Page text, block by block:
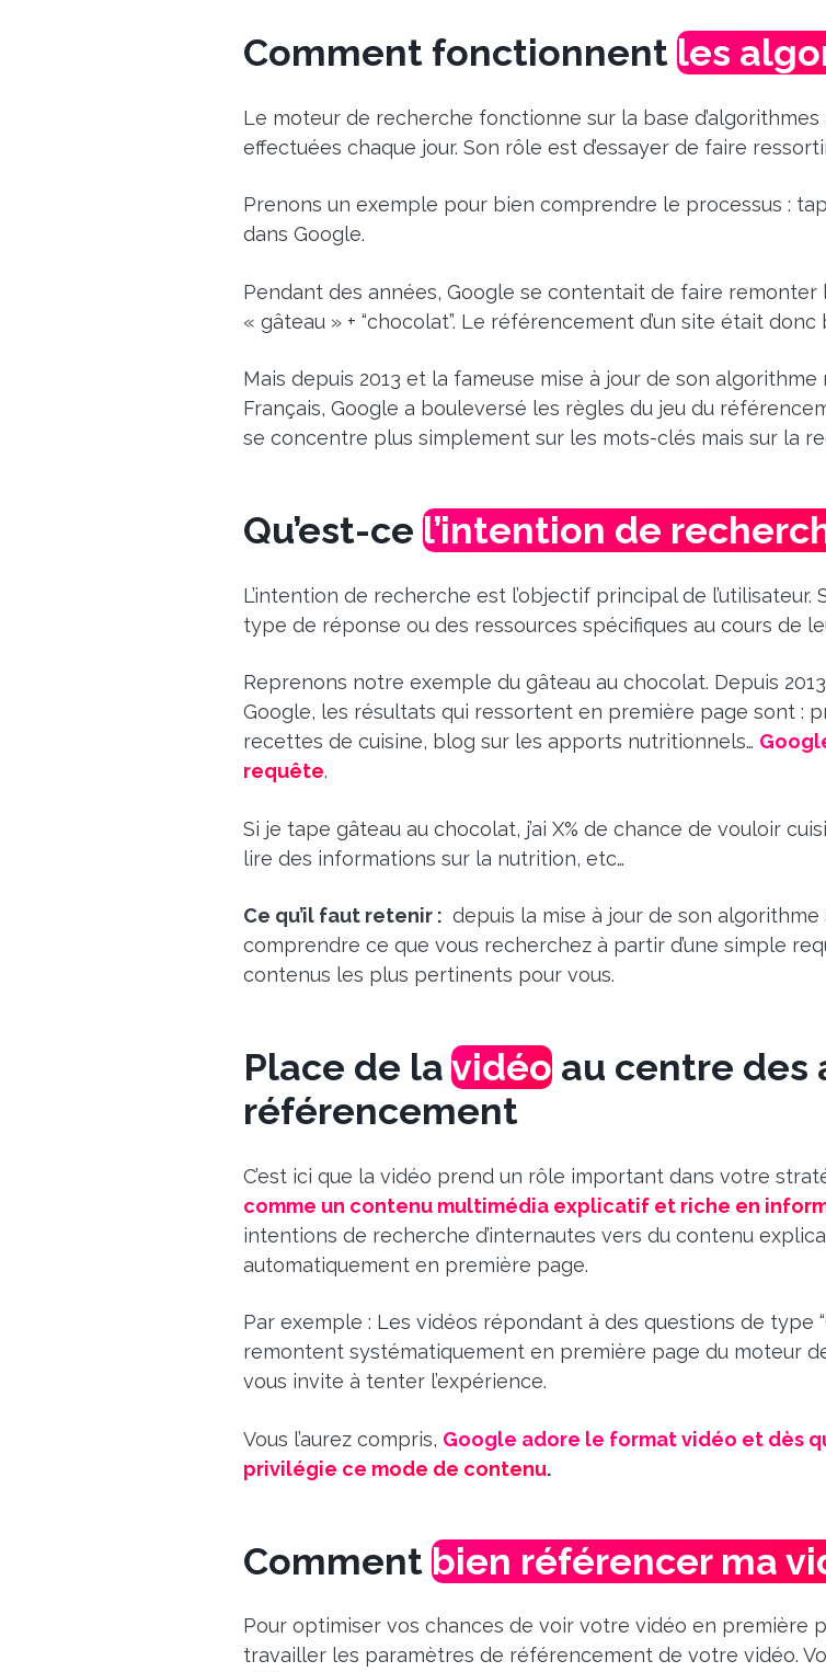
Comment fonctionnent les
Le moteur de recherche fonctionne sur la base
effectuées chaque jour. Son rôle est d’essayer de faire
Prenons un exemple pour bien comprendre le processus :
dans Google.
Pendant des années, Google se contentait de faire
« gâteau » + “chocolat”. Le référencement d’un site était
Mais depuis 2013 et la fameuse mise à jour de son algorithme
Français, Google a bouleversé les règles du jeu du
se concentre plus simplement sur les mots-clés mais sur la
Qu’est-ce l’intention de
L’intention de recherche est l’objectif principal de
type de réponse ou des ressources spécifiques au cours de
Reprenons notre exemple du gâteau au chocolat. Depuis
Google, les résultats qui ressortent en première page sont :
recettes de cuisine, blog sur les apports nutritionnels…
requête.
Si je tape gâteau au chocolat, j’ai X% de chance de vouloir
lire des informations sur la nutrition, etc…
Ce qu’il faut retenir : depuis la mise à jour de son algorithme
comprendre ce que vous recherchez à partir d’une simple
contenus les plus pertinents pour vous.
Place de la vidéo au centre des
référencement
C’est ici que la vidéo prend un rôle important dans votre
comme un contenu multimédia explicatif et riche en
intentions de recherche d’internautes vers du contenu
automatiquement en première page.
Par exemple : Les vidéos répondant à des questions de type
remontent systématiquement en première page du moteur
vous invite à tenter l’expérience.
Vous l’aurez compris, Google adore le format vidéo et dès
privilégie ce mode de contenu.
Comment bien référencer ma
Pour optimiser vos chances de voir votre vidéo en première
travailler les paramètres de référencement de votre vidéo.